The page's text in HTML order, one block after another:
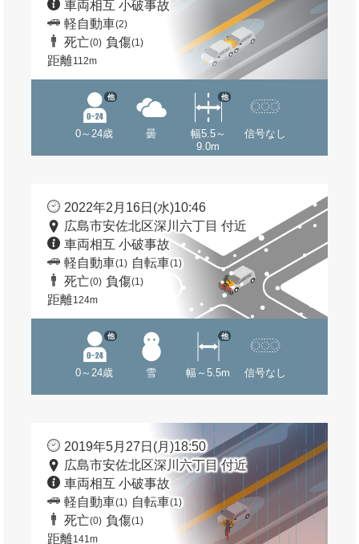
車両相互 小破事故
軽自動車(2)
死亡(0) 負傷(1)
距離112m
0～24歳
他
曇
幅5.5～
9.0m
他
信号なし
2022年2月16日(水)10:46
広島市安佐北区深川六丁目 付近
車両相互 小破事故
軽自動車(1) 自転車(1)
死亡(0) 負傷(1)
距離124m
0～24歳
他
雪 幅～5.5m
他
信号なし
2019年5月27日(月)18:50
広島市安佐北区深川六丁目 付近
車両相互 小破事故
軽自動車(1) 自転車(1)
死亡(0) 負傷(1)
距離141m